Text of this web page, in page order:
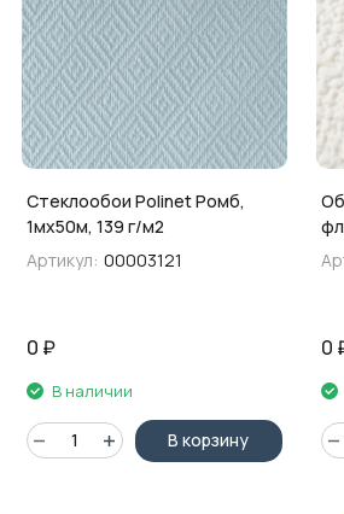
Стеклообои Polinet Ромб,
1мх50м, 139 г/м2
Артикул: 00003121
0 ₽
В наличии
В корзину
0